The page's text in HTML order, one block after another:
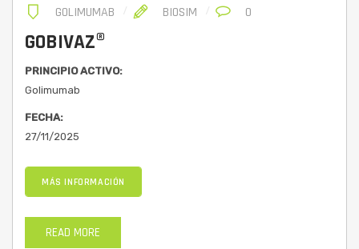
GOLIMUMAB BIOSIM 0
GOBIVAZ®
PRINCIPIO ACTIVO:
Golimumab
FECHA:
27/11/2025
MÁS INFORMACIÓN
READ MORE